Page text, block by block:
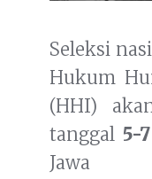
Seleksi
Hukum
(HHI)
tanggal 5-
Jawa